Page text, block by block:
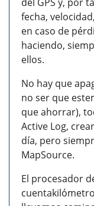
fecha,
en caso de
haciendo,
ellos.
No hay que
no ser que
que ahorrar),
Active Log,
día, pero
MapSource.
El procesador